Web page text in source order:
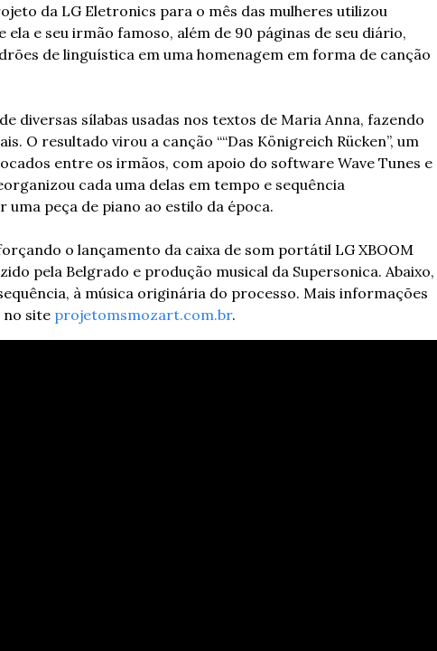
da LG Eletronics para o mês das mulheres utilizou
e seu irmão famoso, além de 90 páginas de seu diário,
de linguística em uma homenagem em forma de canção
diversas sílabas usadas nos textos de Maria Anna, fazendo
O resultado virou a canção ““Das Königreich Rücken”, um
entre os irmãos, com apoio do software Wave Tunes e
cada uma delas em tempo e sequência
peça de piano ao estilo da época.
o lançamento da caixa de som portátil LG XBOOM
pela Belgrado e produção musical da Supersonica. Abaixo,
à música originária do processo. Mais informações
no site projetomsmozart.com.br.